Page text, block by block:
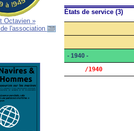
Octavien »
l'association
États de service (3)
- 1940 -
     /1940